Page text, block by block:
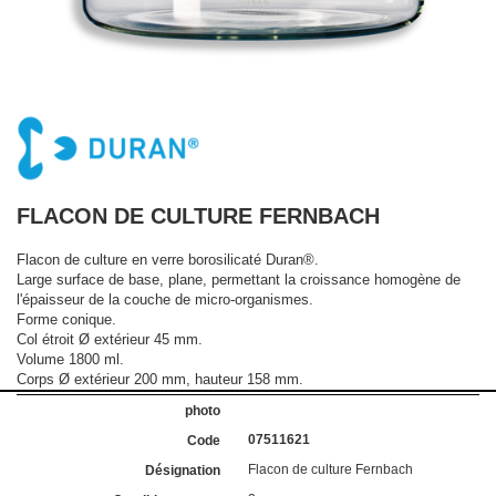
FLACON DE CULTURE FERNBACH
Flacon de culture en verre borosilicaté Duran®.
Large surface de base, plane, permettant la croissance homogène de
l'épaisseur de la couche de micro-organismes.
Forme conique.
Col étroit Ø extérieur 45 mm.
Volume 1800 ml.
Corps Ø extérieur 200 mm, hauteur 158 mm.
07511621
Flacon de culture Fernbach